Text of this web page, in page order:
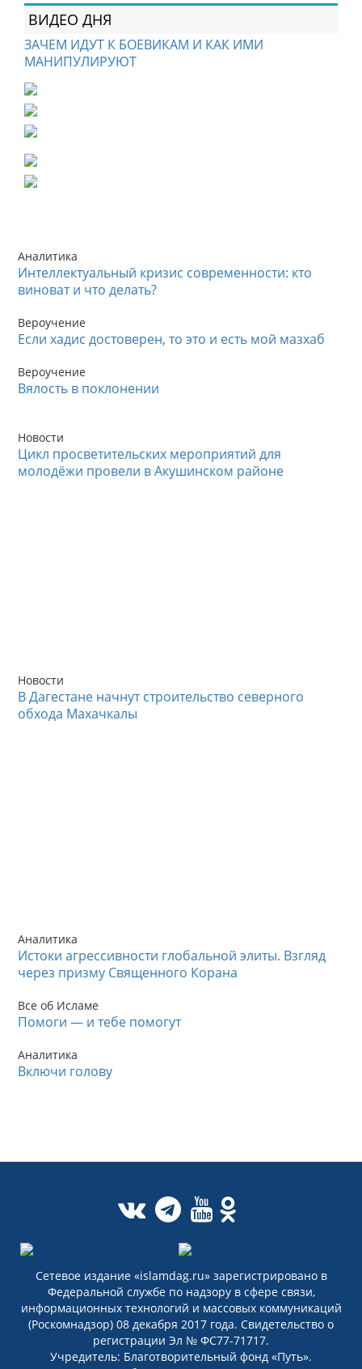
ВИДЕО ДНЯ
ЗАЧЕМ ИДУТ К БОЕВИКАМ И КАК ИМИ
МАНИПУЛИРУЮТ
Аналитика
Интеллектуальный кризис современности: кто
виноват и что делать?
Вероучение
Если хадис достоверен, то это и есть мой мазхаб
Вероучение
Вялость в поклонении
Новости
Цикл просветительских мероприятий для
молодёжи провели в Акушинском районе
Новости
В Дагестане начнут строительство северного
обхода Махачкалы
Аналитика
Истоки агрессивности глобальной элиты. Взгляд
через призму Священного Корана
Все об Исламе
Помоги — и тебе помогут
Аналитика
Включи голову
Сетевое издание «islamdag.ru» зарегистрировано в
Федеральной службе по надзору в сфере связи,
информационных технологий и массовых коммуникаций
(Роскомнадзор) 08 декабря 2017 года. Свидетельство о
регистрации Эл № ФС77-71717.
Учредитель: Благотворительный фонд «Путь».